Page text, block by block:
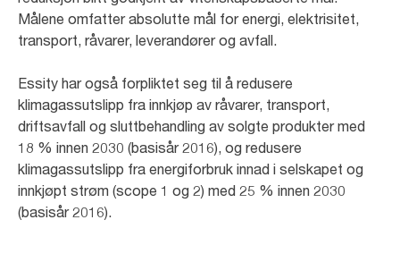
Målene omfatter absolutte mål for energi, elektrisitet,
transport, råvarer, leverandører og avfall.
Essity har også forpliktet seg til å redusere
klimagassutslipp fra innkjøp av råvarer, transport,
driftsavfall og sluttbehandling av solgte produkter med
18 % innen 2030 (basisår 2016), og redusere
klimagassutslipp fra energiforbruk innad i selskapet og
innkjøpt strøm (scope 1 og 2) med 25 % innen 2030
(basisår 2016).